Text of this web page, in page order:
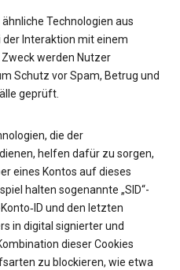
Technologien aus
Interaktion mit einem
werden Nutzer
Schutz vor Spam, Betrug und
geprüft.
die der
helfen dafür zu sorgen,
eines Kontos auf dieses
halten sogenannte „SID“-
und den letzten
in digital signierter und
dieser Cookies
zu blockieren, wie etwa